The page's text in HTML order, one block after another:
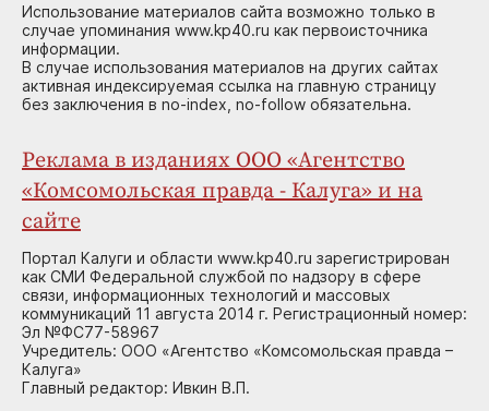
Использование материалов сайта возможно только в
случае упоминания www.kp40.ru как первоисточника
информации.
В случае использования материалов на других сайтах
активная индексируемая ссылка на главную страницу
без заключения в no-index, no-follow обязательна.
Реклама в изданиях ООО «Агентство
«Комсомольская правда - Калуга» и на
сайте
Портал Калуги и области www.kp40.ru зарегистрирован
как СМИ Федеральной службой по надзору в сфере
связи, информационных технологий и массовых
коммуникаций 11 августа 2014 г. Регистрационный номер:
Эл №ФС77-58967
Учредитель: ООО «Агентство «Комсомольская правда –
Калуга»
Главный редактор: Ивкин В.П.